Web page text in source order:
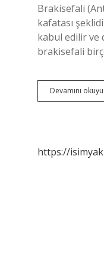
Brakisefali
kafatası
kabul edilir ve
brakisefali
Devamını
https://